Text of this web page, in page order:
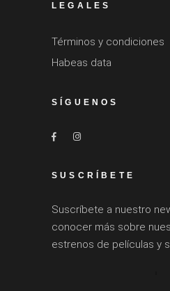
LEGALES
Términos y condiciones
Habeas data
SÍGUENOS
SUSCRÍBETE
Suscríbete a nuestro
conocer más sobre
estrenos de películas y